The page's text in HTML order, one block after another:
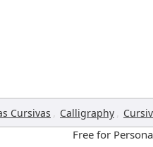
Cursivas , Calligraphy ,
Free for